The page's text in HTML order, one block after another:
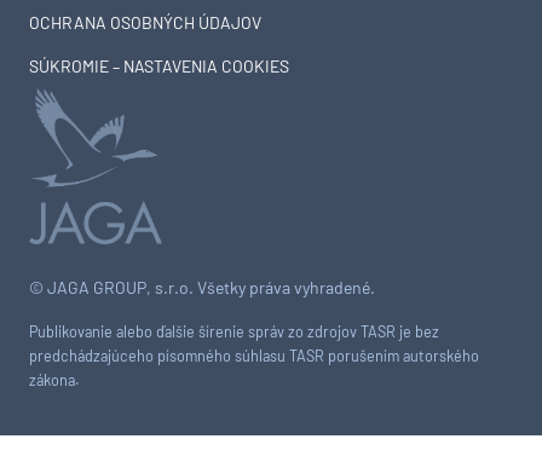
© JAGA GROUP, s.r.o. Všetky práva vyhradené.
Publikovanie alebo ďalšie šírenie správ zo zdrojov TASR je bez
predchádzajúceho písomného súhlasu TASR porušením autorského
zákona.
OCHRANA OSOBNÝCH ÚDAJOV
SÚKROMIE – NASTAVENIA COOKIES